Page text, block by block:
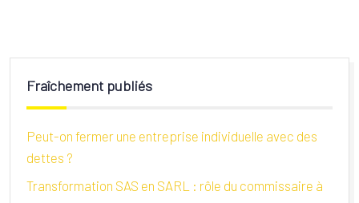
Fraîchement publiés
Peut-on fermer une entreprise individuelle avec des
dettes ?
Transformation SAS en SARL : rôle du commissaire à